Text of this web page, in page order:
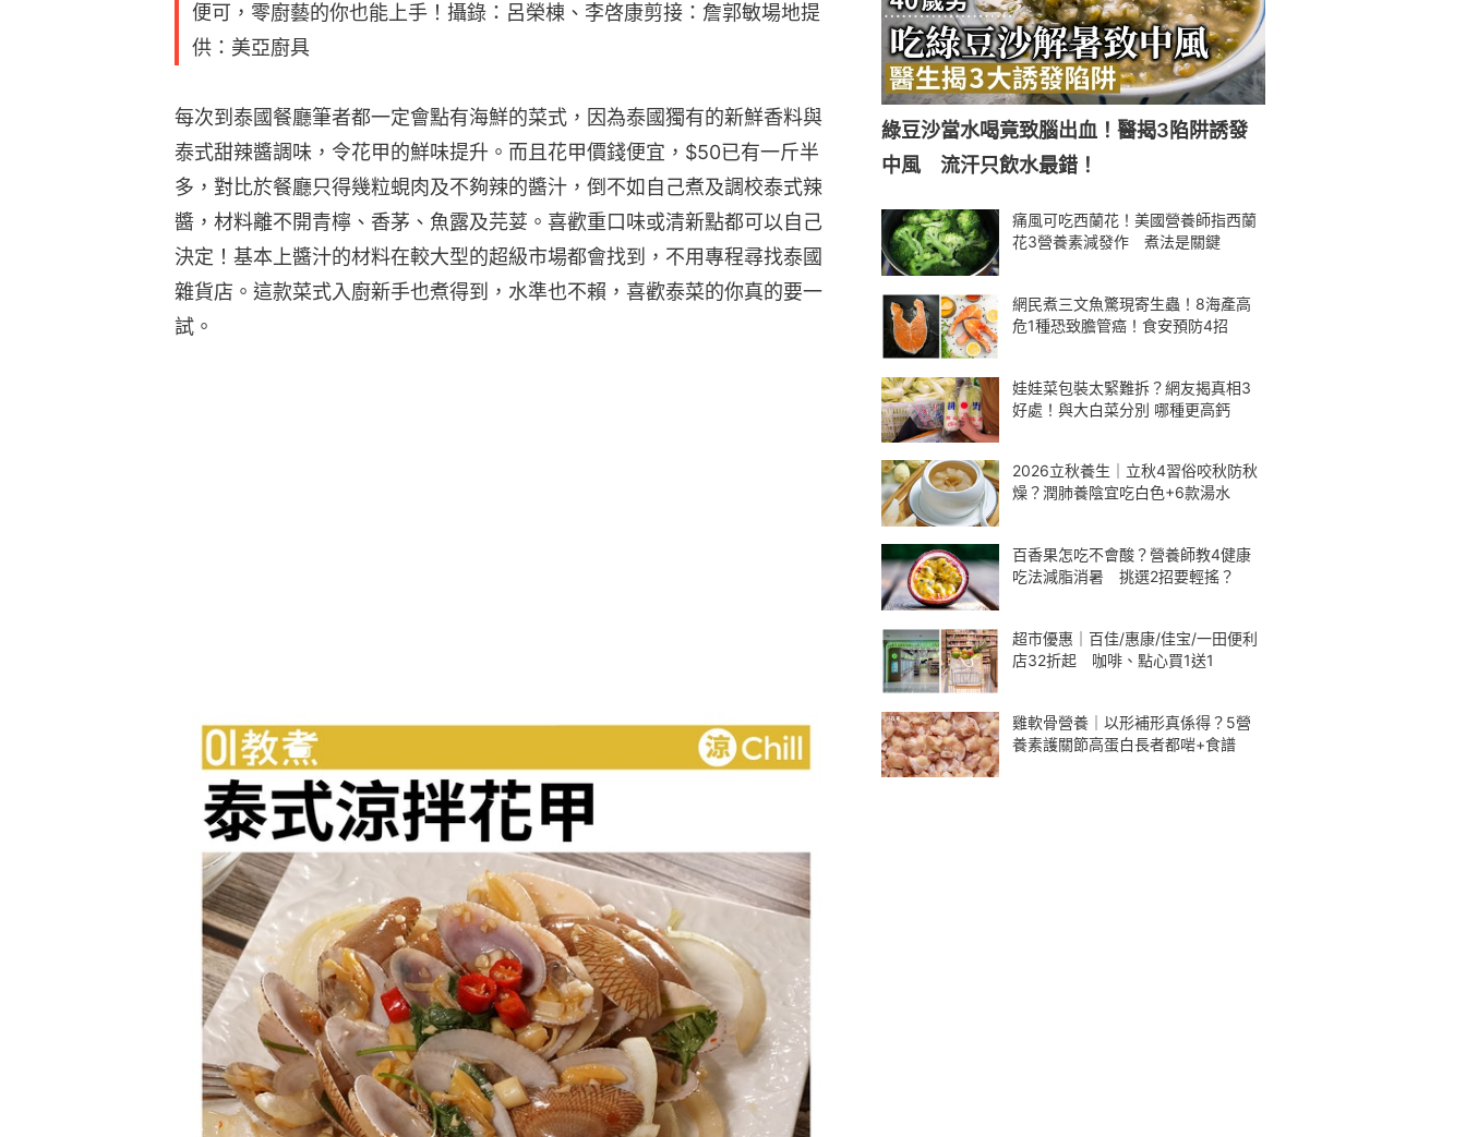
便可，零廚藝的你也能上手！攝錄：呂榮棟、李啓康剪接：詹郭敏場地提
供：美亞廚具
每次到泰國餐廳筆者都一定會點有海鮮的菜式，因為泰國獨有的新鮮香料與
泰式甜辣醬調味，令花甲的鮮味提升。而且花甲價錢便宜，$50已有一斤半
多，對比於餐廳只得幾粒蜆肉及不夠辣的醬汁，倒不如自己煮及調校泰式辣
醬，材料離不開青檸、香茅、魚露及芫荽。喜歡重口味或清新點都可以自己
決定！基本上醬汁的材料在較大型的超級市場都會找到，不用專程尋找泰國
雜貨店。這款菜式入廚新手也煮得到，水準也不賴，喜歡泰菜的你真的要一
試。
綠豆沙當水喝竟致腦出血！醫揭3陷阱誘發
中風 流汗只飲水最錯！
痛風可吃西蘭花！美國營養師指西蘭
花3營養素減發作 煮法是關鍵
網民煮三文魚驚現寄生蟲！8海產高
危1種恐致膽管癌！食安預防4招
娃娃菜包裝太緊難拆？網友揭真相3
好處！與大白菜分別 哪種更高鈣
2026立秋養生｜立秋4習俗咬秋防秋
燥？潤肺養陰宜吃白色+6款湯水
百香果怎吃不會酸？營養師教4健康
吃法減脂消暑 挑選2招要輕搖？
超市優惠｜百佳/惠康/佳宝/一田便利
店32折起 咖啡、點心買1送1
雞軟骨營養｜以形補形真係得？5營
養素護關節高蛋白長者都啱+食譜